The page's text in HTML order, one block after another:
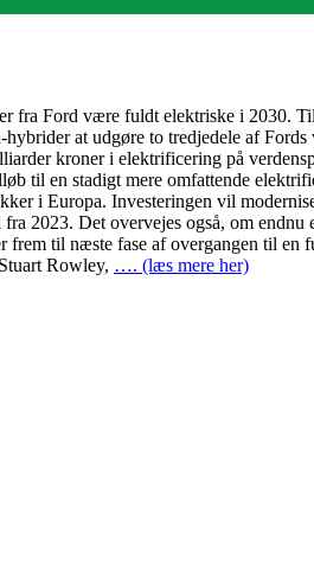
fra Ford være fuldt elektriske i 2030.
at udgøre to tredjedele af
kroner i elektrificering på
til en stadigt mere omfattende
i Europa. Investeringen vil
2023. Det overvejes også, om endnu
frem til næste fase af overgangen til
Rowley, …. (læs mere her)